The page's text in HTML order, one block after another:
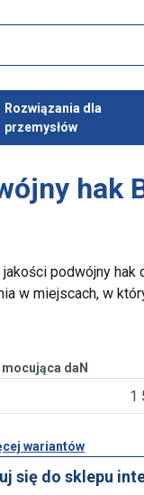
Rozwiązania dla
przemysłów
hak
podwójny hak
w miejscach, w
daN
1
wariantów
się do sklepu